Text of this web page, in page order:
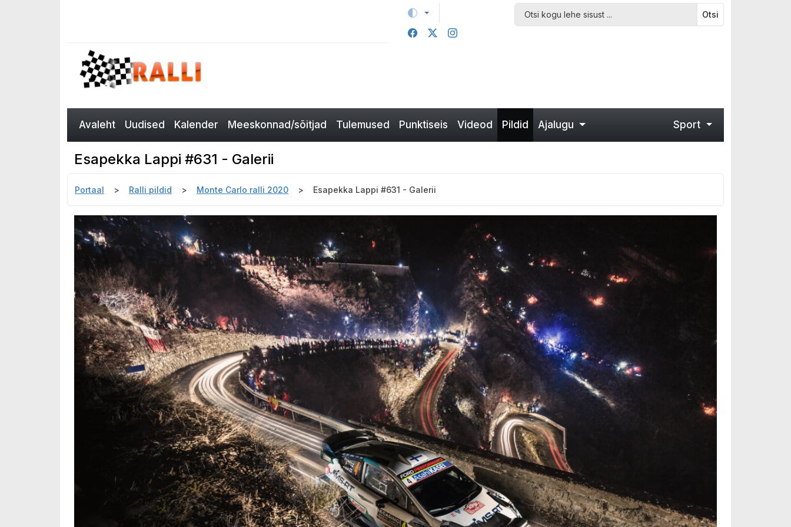
Otsi
Avaleht Uudised Kalender Meeskonnad/sõitjad Tulemused Punktiseis Videod Pildid Ajalugu Sport
Esapekka Lappi #631 - Galerii
Portaal Ralli pildid Monte Carlo ralli 2020 Esapekka Lappi #631 - Galerii